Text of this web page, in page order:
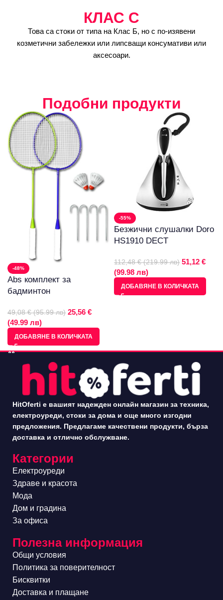
КЛАС C
Това са стоки от типа на Клас Б, но с по-изявени
козметични забележки или липсващи консумативи или
аксесоари.
Подобни продукти
-48%
Abs комплект за
бадминтон
49,08 € (95.99 лв) 25,56 €
(49.99 лв)
ДОБАВЯНЕ В КОЛИЧКАТА
-55%
Безжични слушалки Doro
HS1910 DECT
112,48 € (219.99 лв) 51,12 €
(99.98 лв)
ДОБАВЯНЕ В КОЛИЧКАТА
HitOferti е вашият надежден онлайн магазин за техника,
електроуреди, стоки за дома и още много изгодни
предложения. Предлагаме качествени продукти, бърза
доставка и отлично обслужване.
Категории
Електроуреди
Здраве и красота
Мода
Дом и градина
За офиса
Полезна информация
Общи условия
Политика за поверителност
Бисквитки
Доставка и плащане